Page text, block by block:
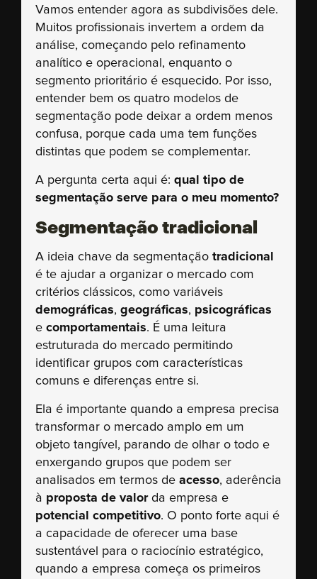
Vamos entender agora as subdivisões dele.
Muitos profissionais invertem a ordem da
análise, começando pelo refinamento
analítico e operacional, enquanto o
segmento prioritário é esquecido. Por isso,
entender bem os quatro modelos de
segmentação pode deixar a ordem menos
confusa, porque cada uma tem funções
distintas que podem se complementar.
A pergunta certa aqui é: qual tipo de
segmentação serve para o meu momento?
Segmentação tradicional
A ideia chave da segmentação tradicional
é te ajudar a organizar o mercado com
critérios clássicos, como variáveis
demográficas, geográficas, psicográficas
e comportamentais. É uma leitura
estruturada do mercado permitindo
identificar grupos com características
comuns e diferenças entre si.
Ela é importante quando a empresa precisa
transformar o mercado amplo em um
objeto tangível, parando de olhar o todo e
enxergando grupos que podem ser
analisados em termos de acesso, aderência
à proposta de valorda empresa e
potencial competitivo. O ponto forte aqui é
a capacidade de oferecer uma base
sustentável para o raciocínio estratégico,
quando a empresa começa os primeiros